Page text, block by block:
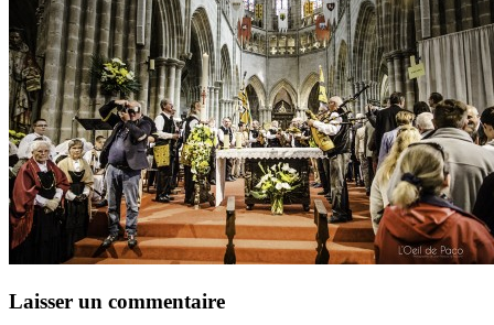
Laisser un commentaire